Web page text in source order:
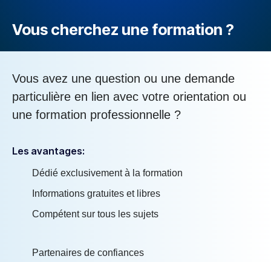
Vous cherchez une formation ?
Vous avez une question ou une demande
particulière en lien avec votre orientation ou
une formation professionnelle ?
Les avantages:
Dédié exclusivement à la formation
Informations gratuites et libres
Compétent sur tous les sujets
Partenaires de confiances